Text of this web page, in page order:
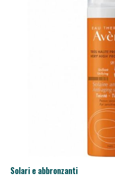
Solari e abbronzanti
solo per
Salini e Multivitaminici: